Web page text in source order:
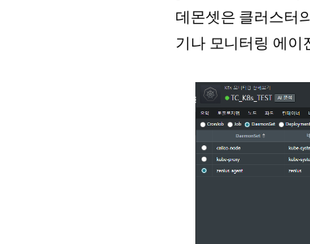
데몬셋은 클러스터
기나 모니터링 에이